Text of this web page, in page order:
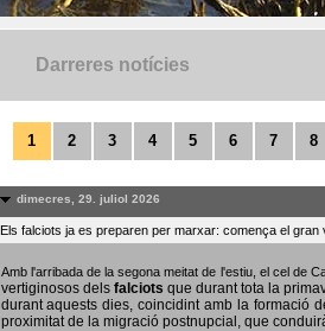
Darreres notícies
1 2 3 4 5 6 7 8
dimecres, 29. juliol 2026
Els falciots ja es preparen per marxar: comença el gran
Amb l'arribada de la segona meitat de l'estiu, el cel de
vertiginosos dels falciots que durant tota la
durant aquests dies, coincidint amb la formació
proximitat de la migració postnupcial, que